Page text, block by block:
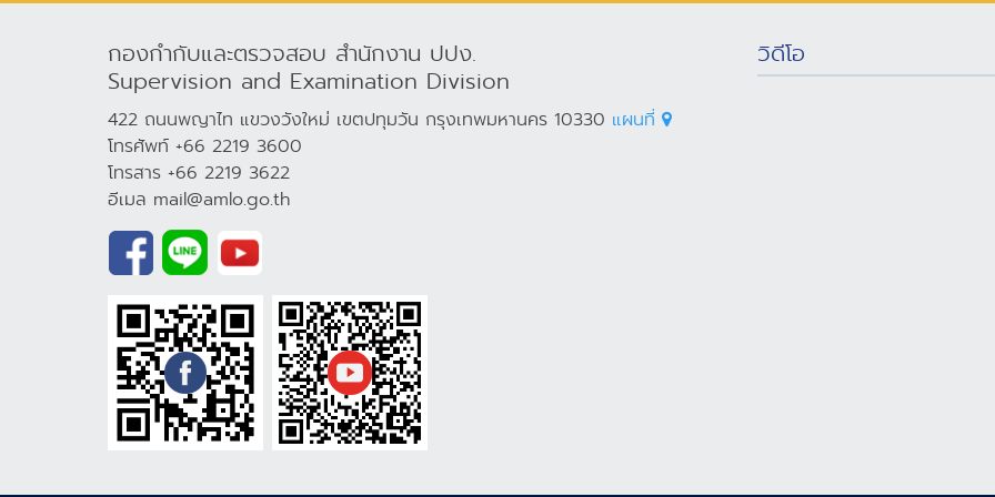
กองกำกับและตรวจสอบ สำนักงาน ปปง.
Supervision and Examination Division
422 ถนนพญาไท แขวงวังใหม่ เขตปทุมวัน กรุงเทพมหานคร 10330 แผนที่
โทรศัพท์ +66 2219 3600
โทรสาร +66 2219 3622
อีเมล mail@amlo.go.th
วิดีโอ